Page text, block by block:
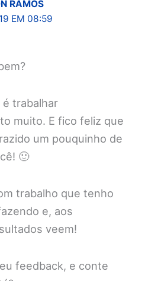
RAMOS
EM 08:59
é trabalhar
muito. E fico feliz que
um pouquinho de
🙂
trabalho que tenho
e, aos
veem!
feedback, e conte